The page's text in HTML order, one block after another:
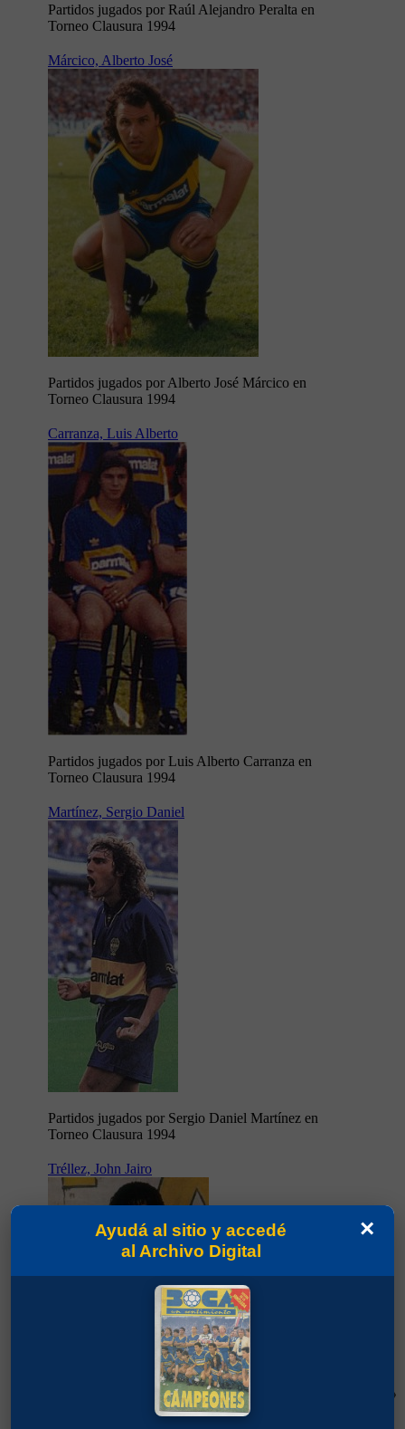
Partidos jugados por Raúl Alejandro Peralta en
Torneo Clausura 1994
Márcico, Alberto José
Partidos jugados por Alberto José Márcico en
Torneo Clausura 1994
Carranza, Luis Alberto
Partidos jugados por Luis Alberto Carranza en
Torneo Clausura 1994
Martínez, Sergio Daniel
Partidos jugados por Sergio Daniel Martínez en
Torneo Clausura 1994
Tréllez, John Jairo
×
Ayudá al sitio y accedé
al Archivo Digital